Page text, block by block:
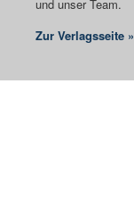
und unser Team.
Zur Verlagsseite »